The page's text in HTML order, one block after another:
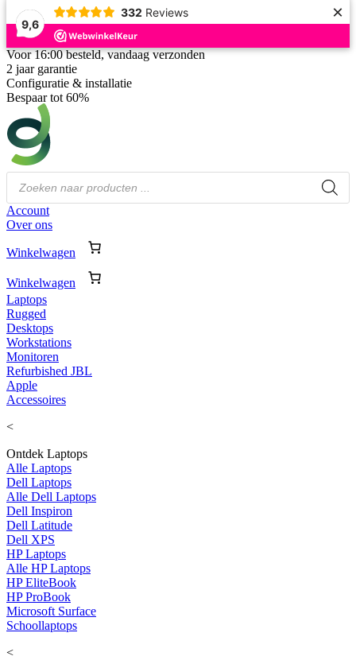
9,6
332 Reviews ×
Voor 16:00 besteld, vandaag verzonden
2 jaar garantie
Configuratie & installatie
Bespaar tot 60%
Producten
zoeken
Account
Over ons
Winkelwagen
Winkelwagen
Laptops
Rugged
Desktops
Workstations
Monitoren
Refurbished JBL
Apple
Accessoires
<
Ontdek Laptops
Alle Laptops
Dell Laptops
Alle Dell Laptops
Dell Inspiron
Dell Latitude
Dell XPS
HP Laptops
Alle HP Laptops
HP EliteBook
HP ProBook
Microsoft Surface
Schoollaptops
<